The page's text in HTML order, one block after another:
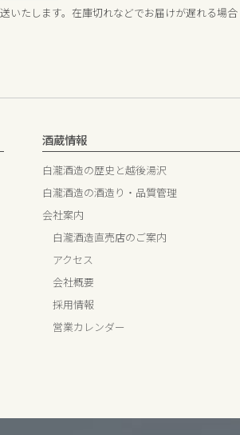
いたします。在庫切れなどでお届けが遅れる場合
酒蔵情報
白瀧酒造の歴史と越後湯沢
白瀧酒造の酒造り・品質管理
会社案内
白瀧酒造直売店のご案内
アクセス
会社概要
採用情報
営業カレンダー